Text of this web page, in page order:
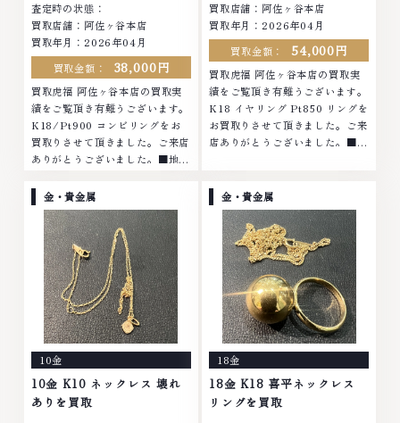
査定時の状態：
買取店舗：阿佐ヶ谷本店
買取年月：2026年04月
買取金額：
38,000円
買取虎福 阿佐ヶ谷本店の買取実
績をご覧頂き有難うございます。
K18/Pt900 コンビリングをお
買取りさせて頂きました。ご来店
ありがとうございました。■地域
ヤモンド ブランド品 ブランド衣
類 お酒買取りのことなら、お任
せくださいなかでも金・プラチナ
等のアクセサリー・貴金属・宝
石・ダイヤモンド・ジュエリーや
ブランド品・時計等は特に自信を
持って、高額査定を実現しており
ます。 古くて使わなくなってし
まったアクセサリー、動かなくな
ってしまった腕時計、多くのお品
物の高価買取りを実現しており、
他店ではお値段の付かなかったお
品物でも、一点一点丁寧に無料で
買取店舗：阿佐ヶ谷本店
買取年月：2026年04月
買取金額：
54,000円
買取虎福 阿佐ヶ谷本店の買取実
績をご覧頂き有難うございます。
K18 イヤリング Pt850 リングを
お買取りさせて頂きました。ご来
店ありがとうございました。■地
衣類 お酒買取りのことなら、お
任せくださいなかでも金・プラチ
ナ等のアクセサリー・貴金属・宝
石・ダイヤモンド・ジュエリーや
ブランド品・時計等は特に自信を
持って、高額査定を実現しており
ます。 古くて使わなくなってし
まったアクセサリー、動かなくな
ってしまった腕時計、多くのお品
物の高価買取りを実現しており、
他店ではお値段の付かなかったお
品物でも、一点一点丁寧に無料で
査定します。お気軽にご連絡くだ
金・貴金属
10金
10金 K10 ネックレス 壊れ
ありを買取
金・貴金属
18金
18金 K18 喜平ネックレス
リングを買取